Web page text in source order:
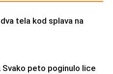
tela kod splava na
Svako peto poginulo lice